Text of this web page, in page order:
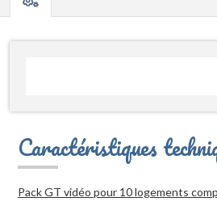
Caractéristiques
Pack GT vidéo pour 10 logements